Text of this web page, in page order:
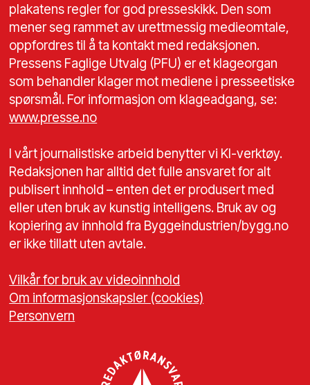
plakatens regler for god presseskikk. Den som
mener seg rammet av urettmessig medieomtale,
oppfordres til å ta kontakt med redaksjonen.
Pressens Faglige Utvalg (PFU) er et klageorgan
som behandler klager mot mediene i presseetiske
spørsmål. For informasjon om klageadgang, se:
www.presse.no
I vårt journalistiske arbeid benytter vi KI-verktøy.
Redaksjonen har alltid det fulle ansvaret for alt
publisert innhold – enten det er produsert med
eller uten bruk av kunstig intelligens. Bruk av og
kopiering av innhold fra Byggeindustrien/bygg.no
er ikke tillatt uten avtale.
Vilkår for bruk av videoinnhold
Om informasjonskapsler (cookies)
Personvern